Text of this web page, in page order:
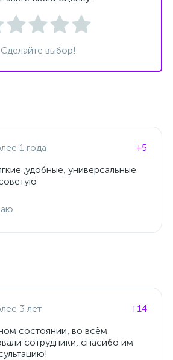
Сделайте выбор!
1 года
+5
,удобные, универсальные
3 лет
+14
состоянии, во всём
сотрудники, спасибо им